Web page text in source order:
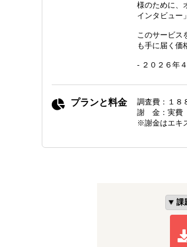
様のために、
インタビュー
このサービス
も手に届く価
- ２０２６年
プランと料金
調査費：１８
謝 金：実費
※謝金はエキ